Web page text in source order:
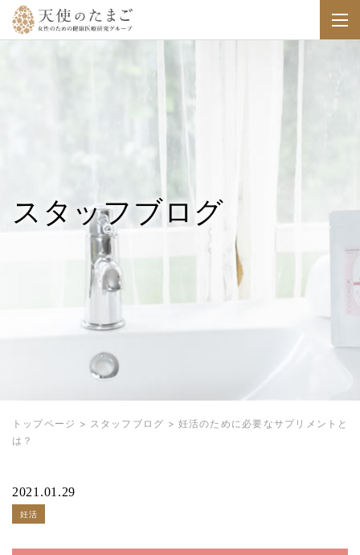
スタッフブログ
トップページ > スタッフブログ > 妊活のために必要なサプリメントと
は？
2021.01.29
妊活